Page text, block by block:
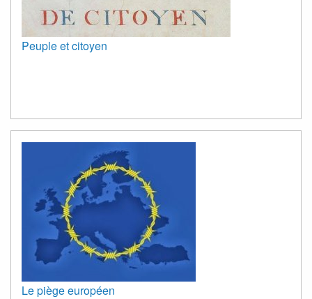
Peuple et citoyen
Le piège européen